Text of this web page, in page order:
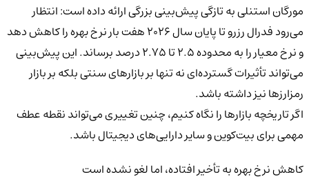
مورگان استنلی به تازگی پیش‌بینی بزرگی ارائه داده است: انتظار
می‌رود فدرال رزرو تا پایان سال ۲۰۲۶ هفت بار نرخ بهره را کاهش دهد
و نرخ معیار را به محدوده ۲.۵ تا ۲.۷۵ درصد برساند. این پیش‌بینی
می‌تواند تأثیرات گسترده‌ای نه تنها بر بازارهای سنتی بلکه بر بازار
رمزارزها نیز داشته باشد.
اگر تاریخچه بازارها را نگاه کنیم، چنین تغییری می‌تواند نقطه عطف
مهمی برای بیت‌کوین و سایر دارایی‌های دیجیتال باشد.
کاهش نرخ بهره به تأخیر افتاده، اما لغو نشده است